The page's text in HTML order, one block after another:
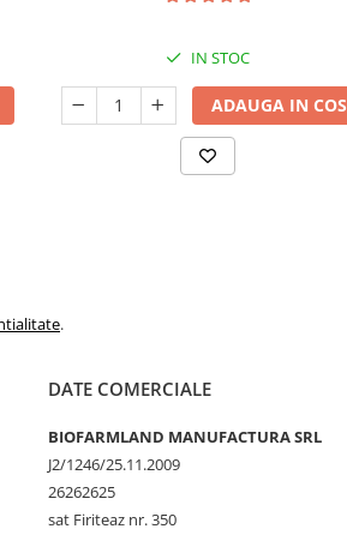
IN STOC
ADAUGA IN COS
.
DATE COMERCIALE
BIOFARMLAND MANUFACTURA SRL
J2/1246/25.11.2009
26262625
sat Firiteaz nr. 350